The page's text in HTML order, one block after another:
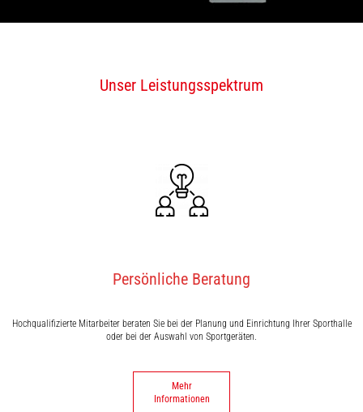
Unser Leistungsspektrum
Persönliche Beratung
Hochqualifizierte Mitarbeiter beraten Sie bei der Planung und Einrichtung Ihrer Sporthalle
oder bei der Auswahl von Sportgeräten.
Mehr
Informationen